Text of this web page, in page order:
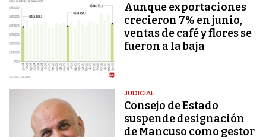
Aunque exportaciones
crecieron 7% en junio,
ventas de café y flores se
fueron a la baja
JUDICIAL
Consejo de Estado
suspende designación
de Mancuso como gestor